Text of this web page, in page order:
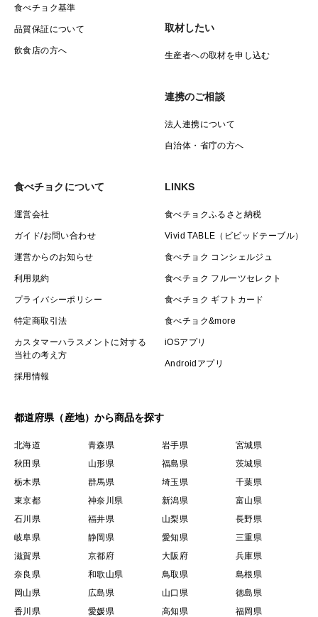
食べチョク基準
品質保証について
飲食店の方へ
取材したい
生産者への取材を申し込む
連携のご相談
法人連携について
自治体・省庁の方へ
食べチョクについて
運営会社
ガイド/お問い合わせ
運営からのお知らせ
利用規約
プライバシーポリシー
特定商取引法
カスタマーハラスメントに対する
当社の考え方
採用情報
LINKS
食べチョクふるさと納税
Vivid TABLE（ビビッドテーブル）
食べチョク コンシェルジュ
食べチョク フルーツセレクト
食べチョク ギフトカード
食べチョク&more
iOSアプリ
Androidアプリ
都道府県（産地）から商品を探す
北海道 青森県 岩手県
宮城県
秋田県
山形県 福島県
茨城県
栃木県
群馬県 埼玉県
千葉県
東京都
神奈川県 新潟県
富山県
石川県
福井県 山梨県
長野県
岐阜県
静岡県 愛知県
三重県
滋賀県
京都府 大阪府
兵庫県
奈良県
和歌山県 鳥取県
島根県
岡山県
広島県 山口県
徳島県
香川県
愛媛県 高知県 福岡県